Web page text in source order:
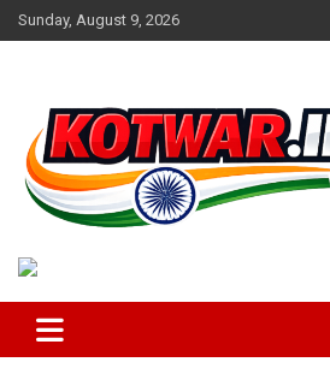
Skip
to
Sunday, August 9, 2026
kotwar.in